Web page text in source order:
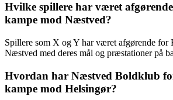
Hvilke spillere har været
kampe mod Næstved?
Spillere som X og Y har været afgørende for
Næstved med deres mål og præstationer på
Hvordan har Næstved Boldklub
kampe mod Helsingør?